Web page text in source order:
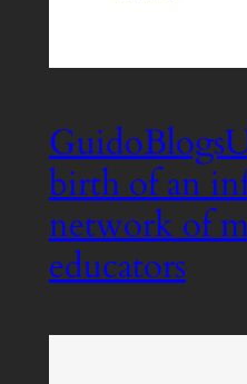
birth of an
network of
educators